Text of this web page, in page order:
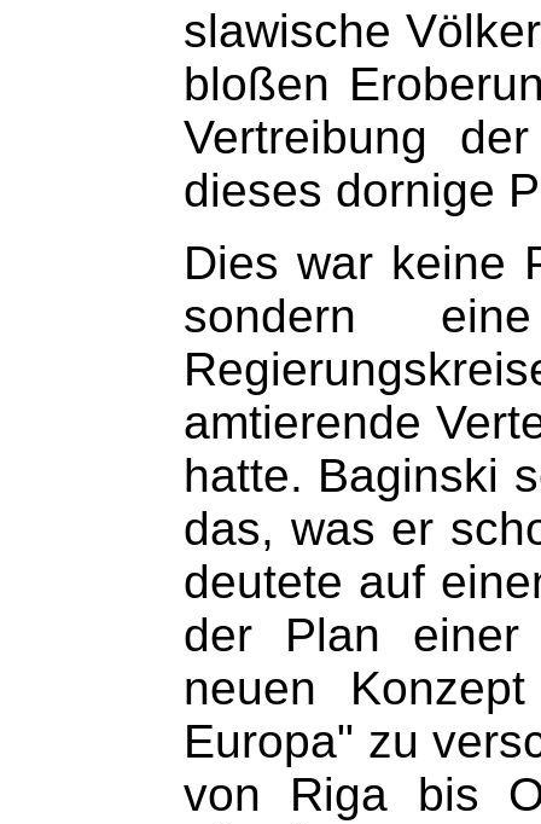
slawische
bloßen
Vertreibung
dieses dornige
Dies war keine
sondern
amtierende
hatte. Baginski
das, was er
deutete auf
der Plan einer
neuen
Europa" zu
von Riga bis